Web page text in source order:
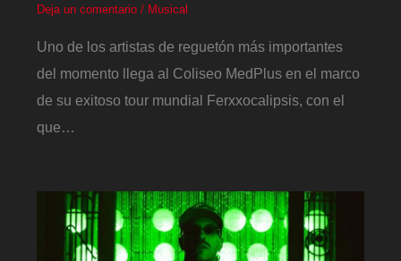
Deja un comentario / Musical
Uno de los artistas de reguetón más importantes
del momento llega al Coliseo MedPlus en el marco
de su exitoso tour mundial Ferxxocalipsis, con el
que…